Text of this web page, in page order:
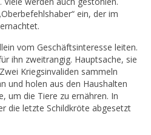
ein, der im
vom Geschäftsinteresse leiten.
ihn zweitrangig. Hauptsache, sie
Kriegsinvaliden sammeln
und holen aus den Haushalten
um die Tiere zu ernähren. In
die letzte Schildkröte abgesetzt